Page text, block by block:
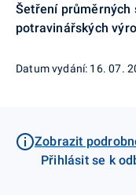
Šetření průměrných
potravinářských
Datum vydání: 16. 07.
Zobrazit
Přihlásit se k